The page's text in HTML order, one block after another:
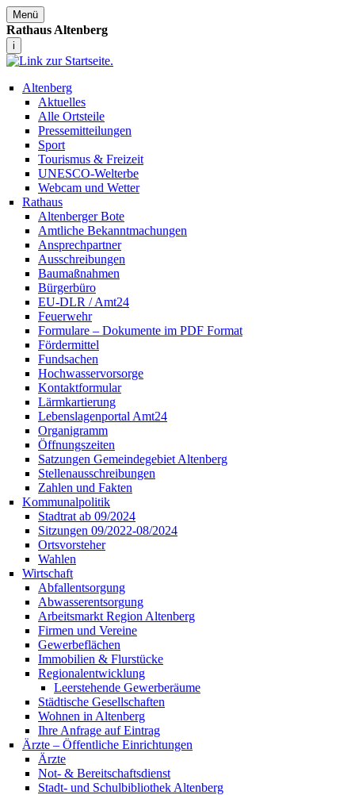
Menü
Rathaus Altenberg
i
Altenberg
Aktuelles
Alle Ortsteile
Pressemitteilungen
Sport
Tourismus & Freizeit
UNESCO-Welterbe
Webcam und Wetter
Rathaus
Altenberger Bote
Amtliche Bekanntmachungen
Ansprechpartner
Ausschreibungen
Baumaßnahmen
Bürgerbüro
EU-DLR / Amt24
Feuerwehr
Formulare – Dokumente im PDF Format
Fördermittel
Fundsachen
Hochwasservorsorge
Kontaktformular
Lärmkartierung
Lebenslagenportal Amt24
Organigramm
Öffnungszeiten
Satzungen Gemeindegebiet Altenberg
Stellenausschreibungen
Zahlen und Fakten
Kommunalpolitik
Stadtrat ab 09/2024
Sitzungen 09/2022-08/2024
Ortsvorsteher
Wahlen
Wirtschaft
Abfallentsorgung
Abwasserentsorgung
Arbeitsmarkt Region Altenberg
Firmen und Vereine
Gewerbeflächen
Immobilien & Flurstücke
Regionalentwicklung
Leerstehende Gewerberäume
Städtische Gesellschaften
Wohnen in Altenberg
Ihre Anfrage auf Eintrag
Ärzte – Öffentliche Einrichtungen
Ärzte
Not- & Bereitschaftsdienst
Stadt- und Schulbibliothek Altenberg